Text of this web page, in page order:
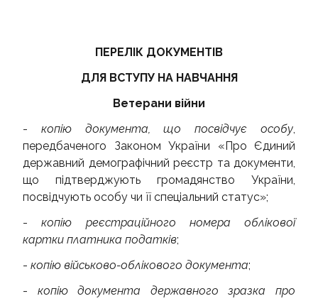
ПЕРЕЛІК ДОКУМЕНТІВ
ДЛЯ ВСТУПУ НА НАВЧАННЯ
Ветерани війни
- копію документа, що посвідчує особу
передбаченого Законом України «Про Єдиний
державний демографічний реєстр та документи,
що підтверджують громадянство України,
посвідчують особу чи її спеціальний статус»;
-копію реєстраційного номера облікової
картки платника податків;
- копію військово-облікового документа;
- копію документа державного зразка про